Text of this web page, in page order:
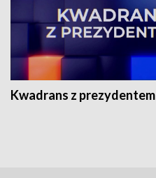
Kwadrans z prezydentem